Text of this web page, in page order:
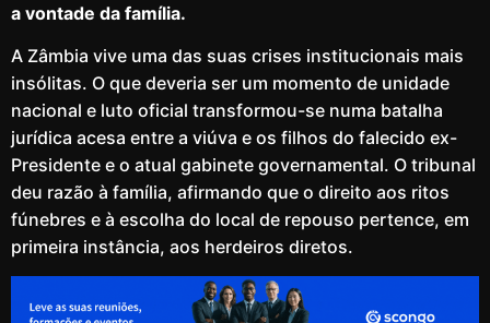
a vontade da família.
A Zâmbia vive uma das suas crises institucionais mais
insólitas. O que deveria ser um momento de unidade
nacional e luto oficial transformou-se numa batalha
jurídica acesa entre a viúva e os filhos do falecido ex-
Presidente e o atual gabinete governamental. O tribunal
deu razão à família, afirmando que o direito aos ritos
fúnebres e à escolha do local de repouso pertence, em
primeira instância, aos herdeiros diretos.